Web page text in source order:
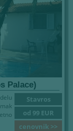
Palace)
Stavros
od 99 EUR
cenovnik >>